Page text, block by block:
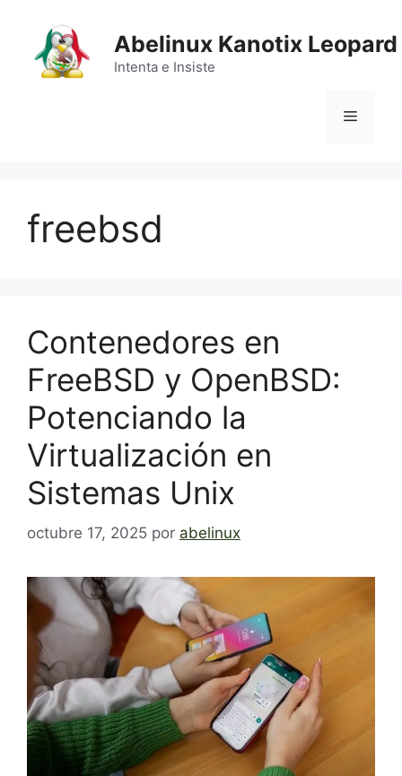
contenido
Abelinux Kanotix Leopard
Intenta e Insiste
Menú
freebsd
Contenedores en
FreeBSD y OpenBSD:
Potenciando la
Virtualización en
Sistemas Unix
octubre 17, 2025 por abelinux